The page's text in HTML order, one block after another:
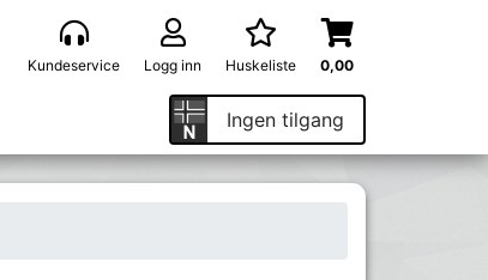
Kundeservice Logg inn Huskeliste 0,00
Ingen tilgang